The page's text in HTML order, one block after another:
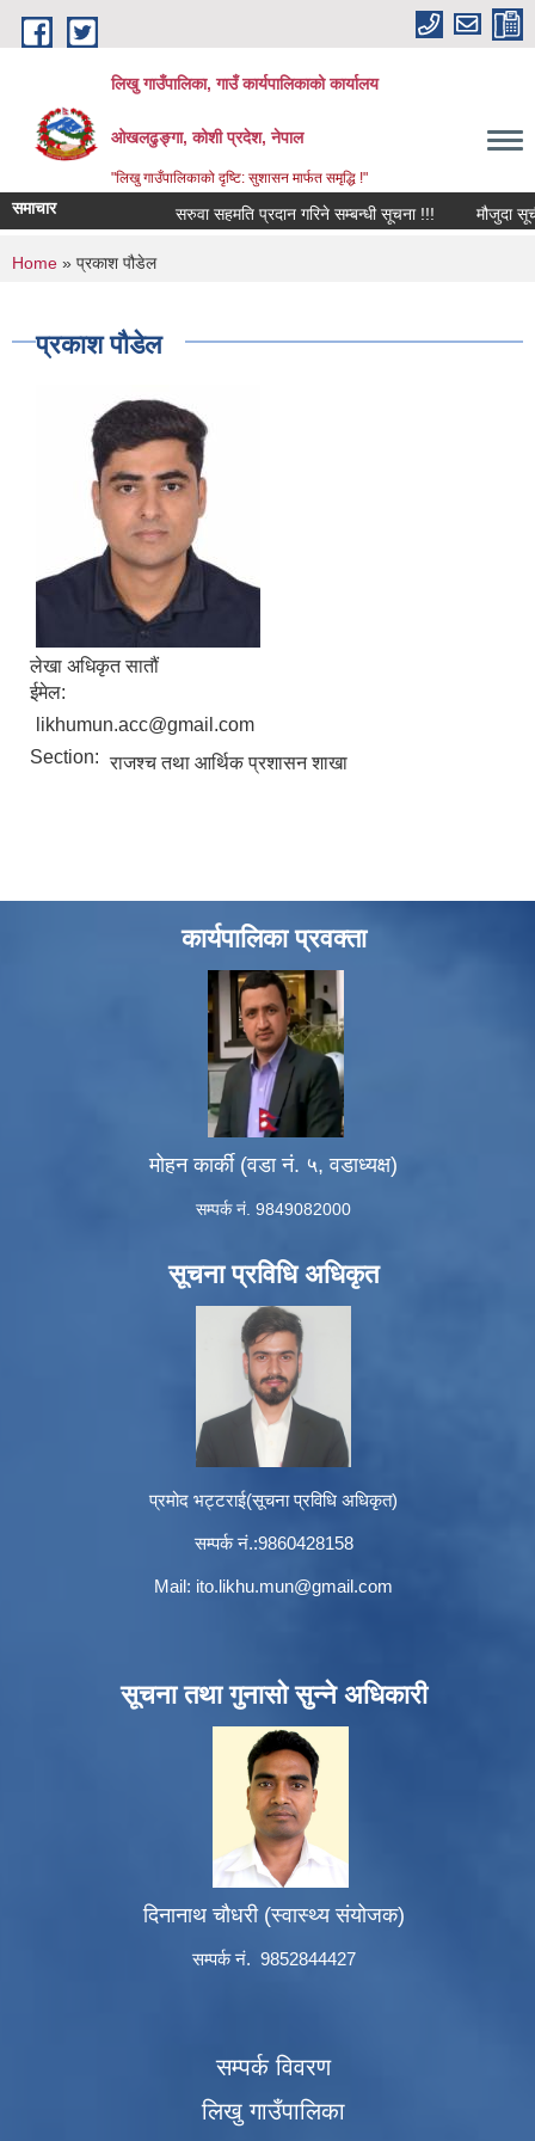
Skip to main content
लिखु गाउँपालिका, गाउँ कार्यपालिकाको कार्यालय
ओखलढुङ्गा, कोशी प्रदेश, नेपाल
"लिखु गाउँपालिकाको दृष्टि: सुशासन मार्फत समृद्धि !"
समाचार सरुवा सहमति प्रदान गरिने सम्बन्धी सूचना !!! मौजुदा
You are here
Home » प्रकाश पौडेल
प्रकाश पौडेल
लेखा अधिकृत सातौं
ईमेल:
likhumun.acc@gmail.com
Section: राजश्च तथा आर्थिक प्रशासन शाखा
कार्यपालिका प्रवक्ता
मोहन कार्की (वडा नं. ५, वडाध्यक्ष)
सम्पर्क नं. 9849082000
सूचना प्रविधि अधिकृत
प्रमोद भट्टराई(सूचना प्रविधि अधिकृत)
सम्पर्क नं.:9860428158
Mail: ito.likhu.mun@gmail.com
सूचना तथा गुनासो सुन्ने अधिकारी
दिनानाथ चौधरी (स्वास्थ्य संयोजक)
सम्पर्क नं. 9852844427
सम्पर्क विवरण
लिखु गाउँपालिका